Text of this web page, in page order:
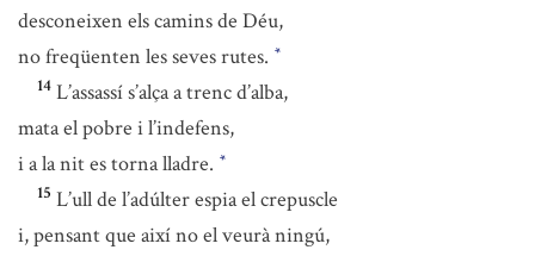
desconeixen els camins de Déu,
no freqüenten les seves rutes. *
14 L’assassí s’alça a trenc d’alba,
mata el pobre i l’indefens,
i a la nit es torna lladre. *
15 L’ull de l’adúlter espia el crepuscle
i, pensant que així no el veurà ningú,